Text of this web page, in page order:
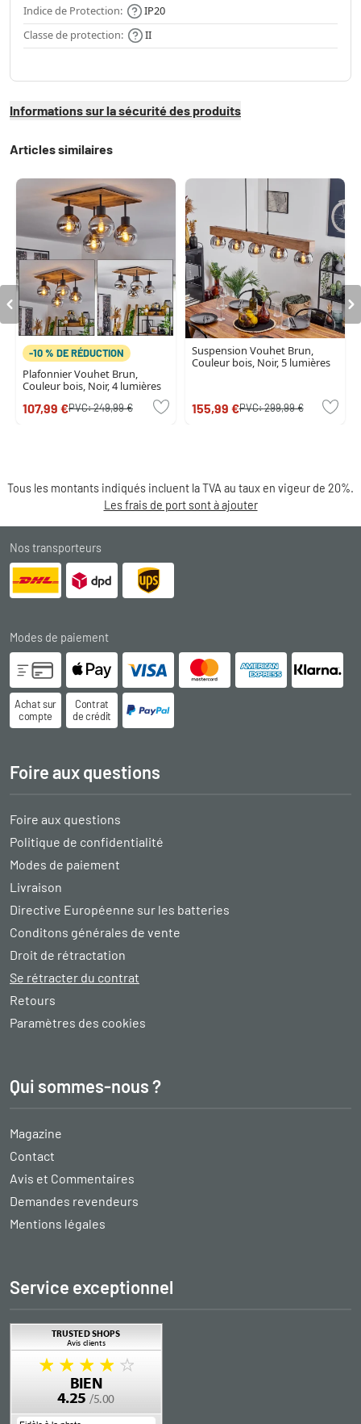
Indice de Protection:
IP20
Classe de protection:
II
Informations sur la sécurité des produits
Articles similaires
-10 % DE RÉDUCTION
Plafonnier Vouhet Brun,
Couleur bois, Noir, 4 lumières
107,99 €PVC:249,99 €
Suspension Vouhet Brun,
Couleur bois, Noir, 5 lumières
155,99 €PVC:299,99 €
Tous les montants indiqués incluent la TVA au taux en vigeur de 20%.
Les frais de port sont à ajouter
Nos transporteurs
Modes de paiement
Achat sur
compte
Contrat
de crédit
Foire aux questions
Foire aux questions
Politique de confidentialité
Modes de paiement
Livraison
Directive Européenne sur les batteries
Conditons générales de vente
Droit de rétractation
Se rétracter du contrat
Retours
Paramètres des cookies
Qui sommes-nous ?
Magazine
Contact
Avis et Commentaires
Demandes revendeurs
Mentions légales
Service exceptionnel